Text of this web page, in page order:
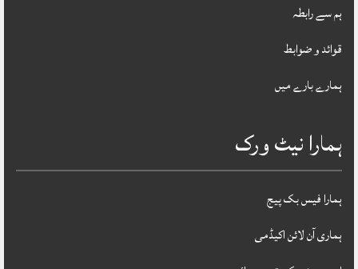
ہم سے رابطہ
قوائد و ضوابط
ہمارے بارے میں
ہمارا نیٹ ورک
ہمارا فیس بک پیج
ہماری آن لائن اکیڈمی